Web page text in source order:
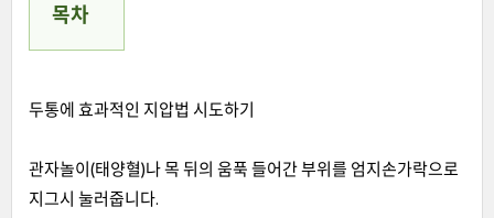
목차
두통에 효과적인 지압법 시도하기
관자놀이(태양혈)나 목 뒤의 움푹 들어간 부위를 엄지손가락으로
지그시 눌러줍니다.